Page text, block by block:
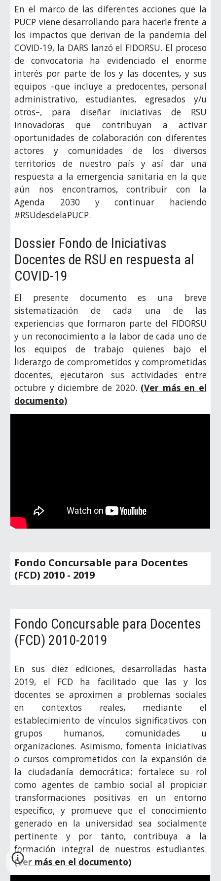
En el marco de las diferentes acciones que la
PUCP viene desarrollando para hacerle frente a
los impactos que derivan de la pandemia del
COVID-19, la DARS lanzó el FIDORSU. El proceso
de convocatoria ha evidenciado el enorme
interés por parte de los y las docentes, y sus
equipos –que incluye a predocentes, personal
administrativo, estudiantes, egresados y/u
otros–, para diseñar iniciativas de RSU
innovadoras que contribuyan a activar
oportunidades de colaboración con diferentes
actores y comunidades de los diversos
territorios de nuestro país y así dar una
respuesta a la emergencia sanitaria en la que
aún nos encontramos, contribuir con la
Agenda 2030 y continuar haciendo
#RSUdesdelaPUCP.
Dossier Fondo de Iniciativas
Docentes de RSU en respuesta al
COVID-19
El presente documento es una breve
sistematización de cada una de las
experiencias que formaron parte del FIDORSU
y un reconocimiento a la labor de cada uno de
los equipos de trabajo quienes bajo el
liderazgo de comprometidos y comprometidas
docentes, ejecutaron sus actividades entre
octubre y diciembre de 2020. (Ver más en el
documento)
Fondo Concursable para Docentes
(FCD) 2010 - 2019
Fondo Concursable para Docentes
(FCD) 2010-2019
En sus diez ediciones, desarrolladas hasta
2019, el FCD ha facilitado que las y los
docentes se aproximen a problemas sociales
en contextos reales, mediante el
establecimiento de vínculos significativos con
grupos humanos, comunidades u
organizaciones. Asimismo, fomenta iniciativas
o cursos comprometidos con la expansión de
la ciudadanía democrática; fortalece su rol
como agentes de cambio social al propiciar
transformaciones positivas en un entorno
específico; y promueve que el conocimiento
generado en la universidad sea socialmente
pertinente y por tanto, contribuya a la
formación integral de nuestros estudiantes.
(ver más en el documento)